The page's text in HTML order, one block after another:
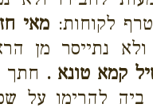
לקוחות: מאי
ולא נתייסר מן
קמא טונא . חתך
ביה להרימו על